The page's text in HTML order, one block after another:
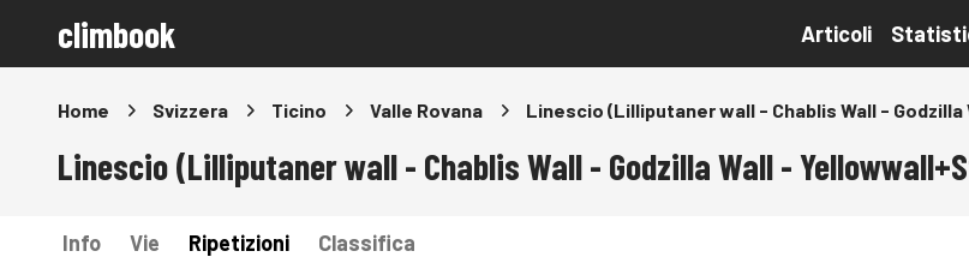
climbook Articoli
Home Svizzera Ticino Valle Rovana Linescio (Lilliputaner wall - Chablis Wall -
Linescio (Lilliputaner wall - Chablis Wall - Godzilla Wall -
Info Vie Ripetizioni Classifica